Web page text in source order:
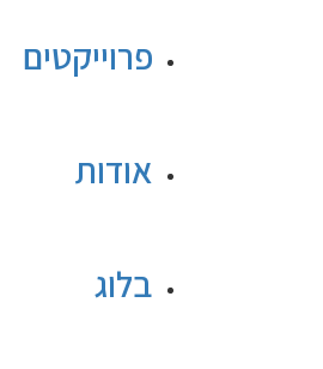
פרוייקטים
אודות
בלוג